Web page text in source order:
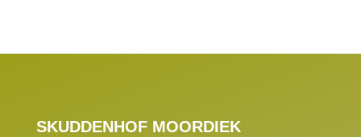
SKUDDENHOF MOORDIEK